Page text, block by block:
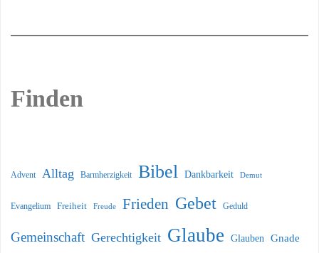
Finden
Advent Alltag Barmherzigkeit Bibel Dankbarkeit Demut
Evangelium Freiheit Freude Frieden Gebet Geduld
Gemeinschaft Gerechtigkeit Glaube Glauben Gnade